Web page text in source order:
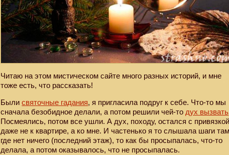
Читаю на этом мистическом сайте много разных историй, и мне
тоже есть, что рассказать!
Былисвяточные гадания, я пригласила подруг к себе. Что-то мы
сначала безобидное делали, а потом решили чей-то дух вызвать
Посмеялись, потом все ушли. А дух, походу, остался с привязкой
даже не к квартире, а ко мне. И частенько я то слышала шаги
где нет ничего (последний этаж), то как бы просыпалась, что-то
делала, а потом оказывалось, что не просыпалась.